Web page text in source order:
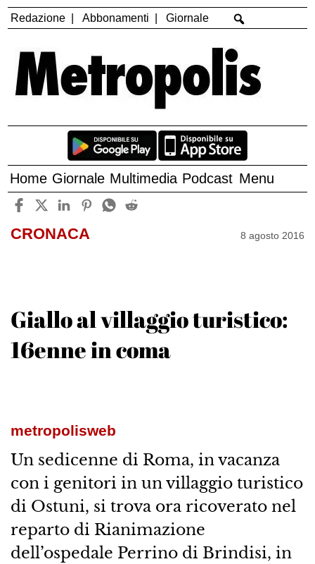
Redazione Abbonamenti Giornale
Home Giornale Multimedia Podcast Menu
CRONACA 8 agosto 2016
Giallo al villaggio turistico:
16enne in coma
metropolisweb
Un sedicenne di Roma, in vacanza
con i genitori in un villaggio turistico
di Ostuni, si trova ora ricoverato nel
reparto di Rianimazione
dell’ospedale Perrino di Brindisi, in